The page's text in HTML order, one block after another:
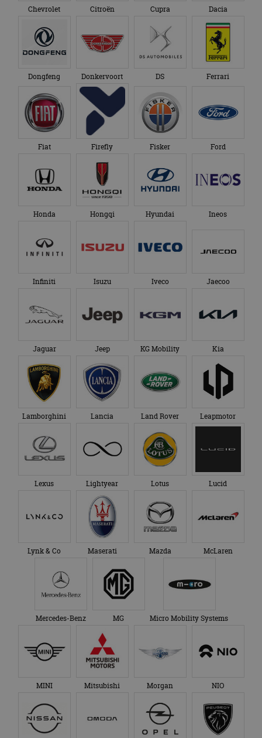
Chevrolet Citroën Cupra Dacia
Dongfeng Donkervoort DS Ferrari
Fiat Firefly Fisker Ford
Honda Hongqi Hyundai Ineos
Infiniti Isuzu Iveco Jaecoo
Jaguar Jeep KG Mobility Kia
Lamborghini Lancia Land Rover Leapmotor
Lexus Lightyear Lotus Lucid
Lynk & Co Maserati Mazda McLaren
Mercedes-Benz MG Micro Mobility Systems
MINI Mitsubishi Morgan NIO